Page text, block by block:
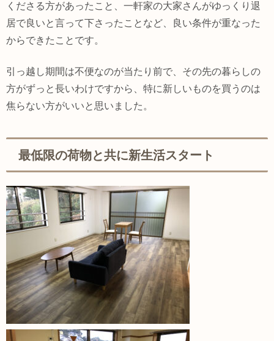
くださる方があったこと、一軒家の大家さんがゆっくり退
居で良いと言って下さったことなど、良い条件が重なった
からできたことです。
引っ越し期間は不便なのが当たり前で、その先の暮らしの
方がずっと長いわけですから、特に新しいものを買うのは
焦らない方がいいと思いました。
最低限の荷物と共に新生活スタート